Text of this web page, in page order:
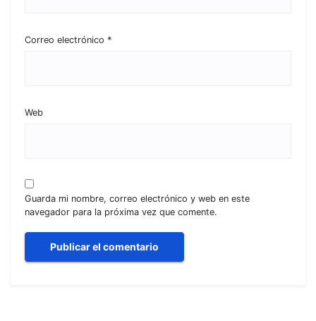
Correo electrónico *
Web
Guarda mi nombre, correo electrónico y web en este
navegador para la próxima vez que comente.